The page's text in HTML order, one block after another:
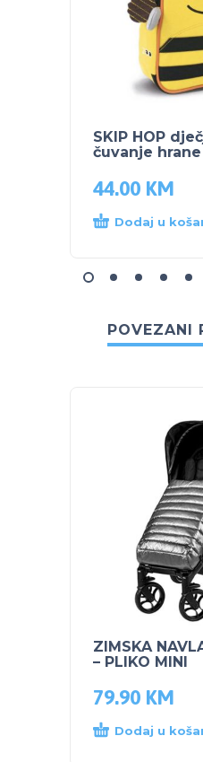
SKIP HOP
čuvanje
44.00 KM
Dodaj u
POVEZANI
ZIMSKA
– PLIKO MINI
79.90 KM
Dodaj u